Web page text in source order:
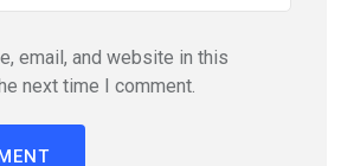
email, and website in this
next time I comment.